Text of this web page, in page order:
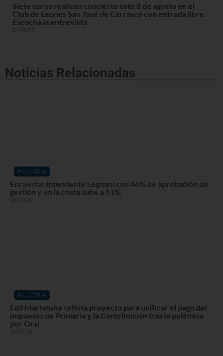
Siete coros realizan concierto este 8 de agosto en el
Club de Leones San José de Carrasco con entrada libre.
Escuchá la entrevista
07/08/26
Noticias Relacionadas
POLÍTICA
Encuesta: Intendente Legnani con 46% de aprobación de
gestión y en la costa sube a 51%
28/07/26
POLÍTICA
Edil Marteluna reflota proyecto para unificar el pago del
Impuesto de Primaria y la Contribución tras la polémica
por Orsi
16/07/26